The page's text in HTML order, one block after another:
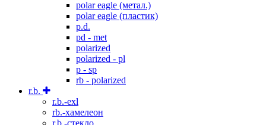
polar eagle (метал.)
polar eagle (пластик)
p.d.
pd - met
polarized
polarized - pl
p - sp
rb - polarized
r.b.
r.b.-exl
rb.-хамелеон
r.b.-стекло